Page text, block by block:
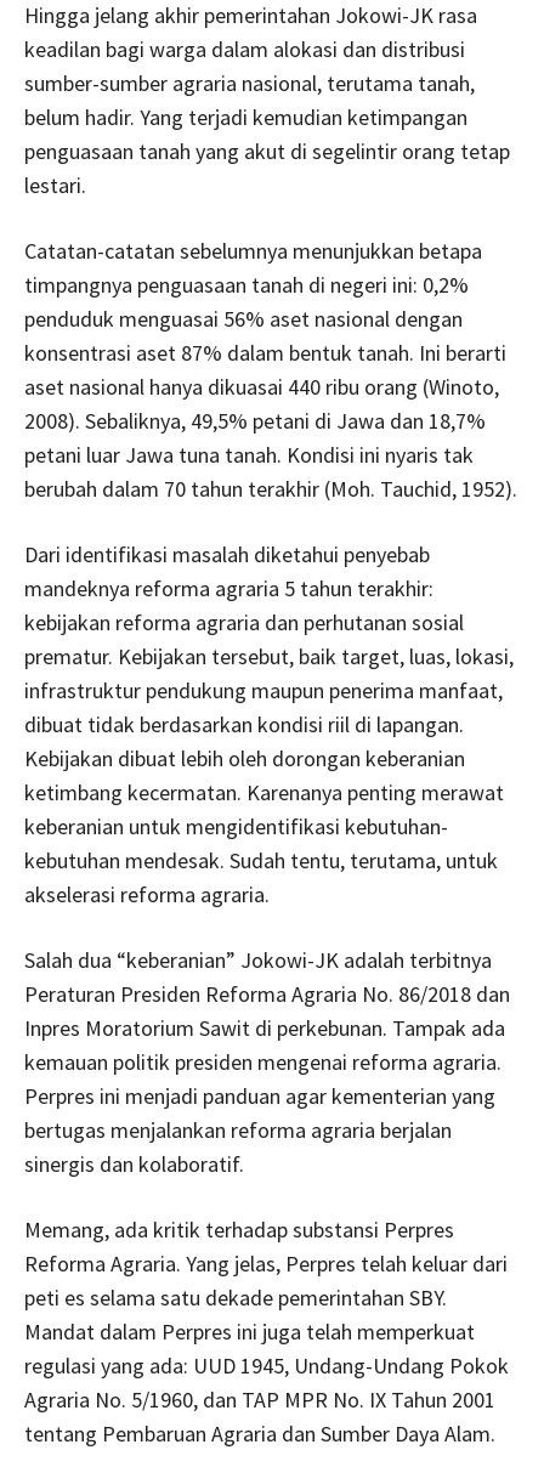
Hingga jelang akhir pemerintahan Jokowi-JK rasa
keadilan bagi warga dalam alokasi dan distribusi
sumber-sumber agraria nasional, terutama tanah,
belum hadir. Yang terjadi kemudian ketimpangan
penguasaan tanah yang akut di segelintir orang tetap
lestari.
Catatan-catatan sebelumnya menunjukkan betapa
timpangnya penguasaan tanah di negeri ini: 0,2%
penduduk menguasai 56% aset nasional dengan
konsentrasi aset 87% dalam bentuk tanah. Ini berarti
aset nasional hanya dikuasai 440 ribu orang (Winoto,
2008). Sebaliknya, 49,5% petani di Jawa dan 18,7%
petani luar Jawa tuna tanah. Kondisi ini nyaris tak
berubah dalam 70 tahun terakhir (Moh. Tauchid, 1952).
Dari identifikasi masalah diketahui penyebab
mandeknya reforma agraria 5 tahun terakhir:
kebijakan reforma agraria dan perhutanan sosial
prematur. Kebijakan tersebut, baik target, luas, lokasi,
infrastruktur pendukung maupun penerima manfaat,
dibuat tidak berdasarkan kondisi riil di lapangan.
Kebijakan dibuat lebih oleh dorongan keberanian
ketimbang kecermatan. Karenanya penting merawat
keberanian untuk mengidentifikasi kebutuhan-
kebutuhan mendesak. Sudah tentu, terutama, untuk
akselerasi reforma agraria.
Salah dua “keberanian” Jokowi-JK adalah terbitnya
Peraturan Presiden Reforma Agraria No. 86/2018 dan
Inpres Moratorium Sawit di perkebunan. Tampak ada
kemauan politik presiden mengenai reforma agraria.
Perpres ini menjadi panduan agar kementerian yang
bertugas menjalankan reforma agraria berjalan
sinergis dan kolaboratif.
Memang, ada kritik terhadap substansi Perpres
Reforma Agraria. Yang jelas, Perpres telah keluar dari
peti es selama satu dekade pemerintahan SBY.
Mandat dalam Perpres ini juga telah memperkuat
regulasi yang ada: UUD 1945, Undang-Undang Pokok
Agraria No. 5/1960, dan TAP MPR No. IX Tahun 2001
tentang Pembaruan Agraria dan Sumber Daya Alam.